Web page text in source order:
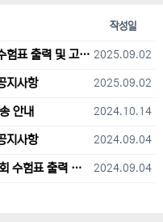
작성일
2025년도 제5회 한국중학생생물대회 수험표 출력 및 고사장 오시는 길 안내 2025.09.02
지사항 2025.09.02
안내 2024.10.14
지사항 2024.09.04
사장 오시는 길 안내 2024.09.04